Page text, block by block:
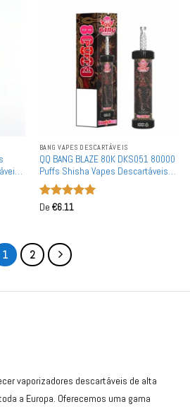
BANG VAPES DESCARTÁVEIS
QQ BANG BLAZE 80K DKS051 80000
Puffs Shisha Vapes Descartáveis
Display Inteligente Atacado Compra
em Massa
Avaliação
De €6.11
1 2
vaporizadores descartáveis de alta
a Europa. Oferecemos uma gama